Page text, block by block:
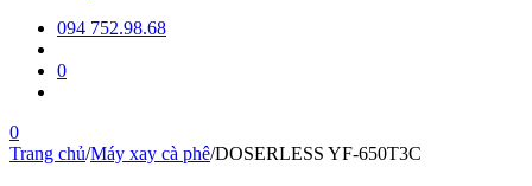
094 752.98.68
0
0
Trang chủ/Máy xay cà phê/DOSERLESS YF-650T3C